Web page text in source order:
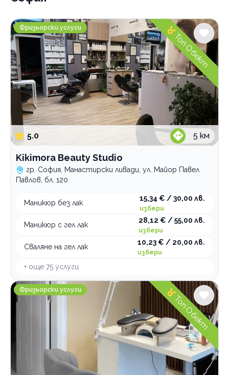
Kikimora Beauty Studio
Фризьорски услуги
5.0 5 км
Kikimora Beauty Studio
гр. София, Манастирски ливади, ул. Майор Павел
Павлов, бл. 120
Маникюр без лак
15,34 € / 30,00 лв.
избери
Маникюр с гел лак
28,12 € / 55,00 лв.
избери
Сваляне на гел лак
10,23 € / 20,00 лв.
избери
+ още 75 услуги
Топ Обект
Vibe Beauty Studio
Фризьорски услуги
Топ Обект
Професионални курсове
По домовете
Изчисти